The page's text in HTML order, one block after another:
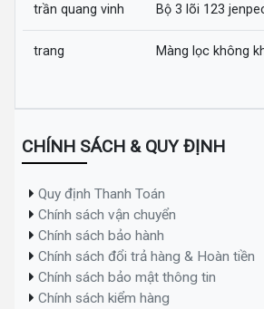
trần quang vinh Bộ 3 lõi 123
trang Màng lọc không
CHÍNH SÁCH & QUY ĐỊNH
Quy định Thanh Toán
Chính sách vận chuyển
Chính sách bảo hành
Chính sách đổi trả hàng & Hoàn tiền
Chính sách bảo mật thông tin
Chính sách kiểm hàng